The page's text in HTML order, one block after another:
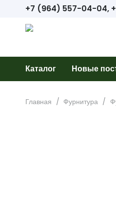
+7 (964) 557-04-04,
Каталог Новые
Главная / Фурнитура /